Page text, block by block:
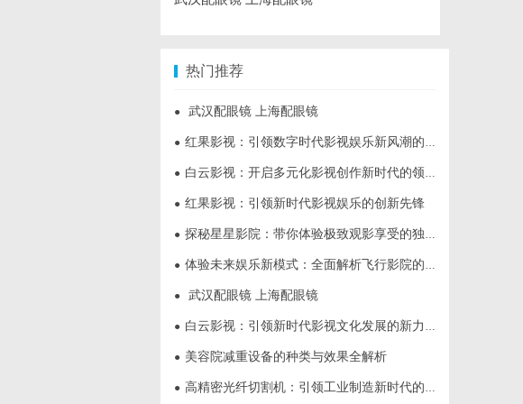
热门推荐
● 武汉配眼镜 上海配眼镜
● 红果影视：引领数字时代影视娱乐新风潮的多元化平台
● 白云影视：开启多元化影视创作新时代的领航者
● 红果影视：引领新时代影视娱乐的创新先锋
● 探秘星星影院：带你体验极致观影享受的独特空间
● 体验未来娱乐新模式：全面解析飞行影院的魅力与发展前景
● 武汉配眼镜 上海配眼镜
● 白云影视：引领新时代影视文化发展的新力量
● 美容院减重设备的种类与效果全解析
● 高精密光纤切割机：引领工业制造新时代的利器